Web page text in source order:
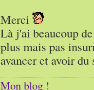
Merci
Là j'ai beaucoup
plus mais pas
avancer et avoir
Mon blog !